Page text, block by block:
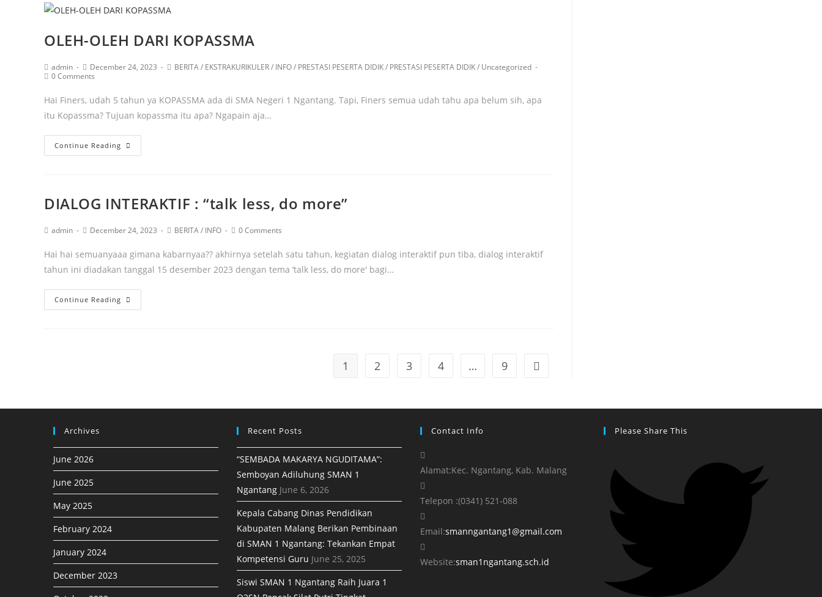
OLEH-OLEH DARI KOPASSMA
admin December 24, 2023 BERITA/ EKSTRAKURIKULER/ INFO/ PRESTASI PESERTA DIDIK/ PRESTASI PESERTA DIDIK/ Uncategorized
0 Comments
Hai Finers, udah 5 tahun ya KOPASSMA ada di SMA Negeri 1 Ngantang. Tapi, Finers semua udah tahu apa belum sih, apa
itu Kopassma? Tujuan kopassma itu apa? Ngapain aja…
Continue Reading
DIALOG INTERAKTIF : “talk less, do more”
admin December 24, 2023 BERITA/ INFO 0 Comments
Hai hai semuanyaaa gimana kabarnyaa?? akhirnya setelah satu tahun, kegiatan dialog interaktif pun tiba, dialog interaktif
tahun ini diadakan tanggal 15 desember 2023 dengan tema ‘talk less, do more' bagi…
Continue Reading
1 2 3 4 … 9
Archives
June 2026
June 2025
May 2025
February 2024
January 2024
December 2023
Recent Posts
“SEMBADA MAKARYA NGUDITAMA”:
Semboyan Adiluhung SMAN 1
Ngantang June 6, 2026
Kepala Cabang Dinas Pendidikan
Kabupaten Malang Berikan Pembinaan
di SMAN 1 Ngantang: Tekankan Empat
Kompetensi Guru June 25, 2025
Siswi SMAN 1 Ngantang Raih Juara 1
Contact Info
Alamat:Kec. Ngantang, Kab. Malang
Telepon :(0341) 521-088
Email:smanngantang1@gmail.com
Website:sman1ngantang.sch.id
Please Share This